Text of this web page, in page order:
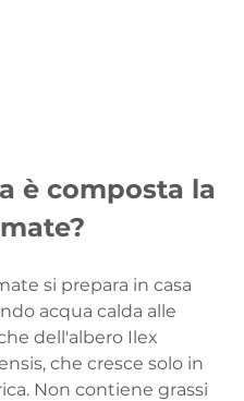
è composta la
si prepara in casa
acqua calda alle
dell'albero Ilex
che cresce solo in
Non contiene grassi